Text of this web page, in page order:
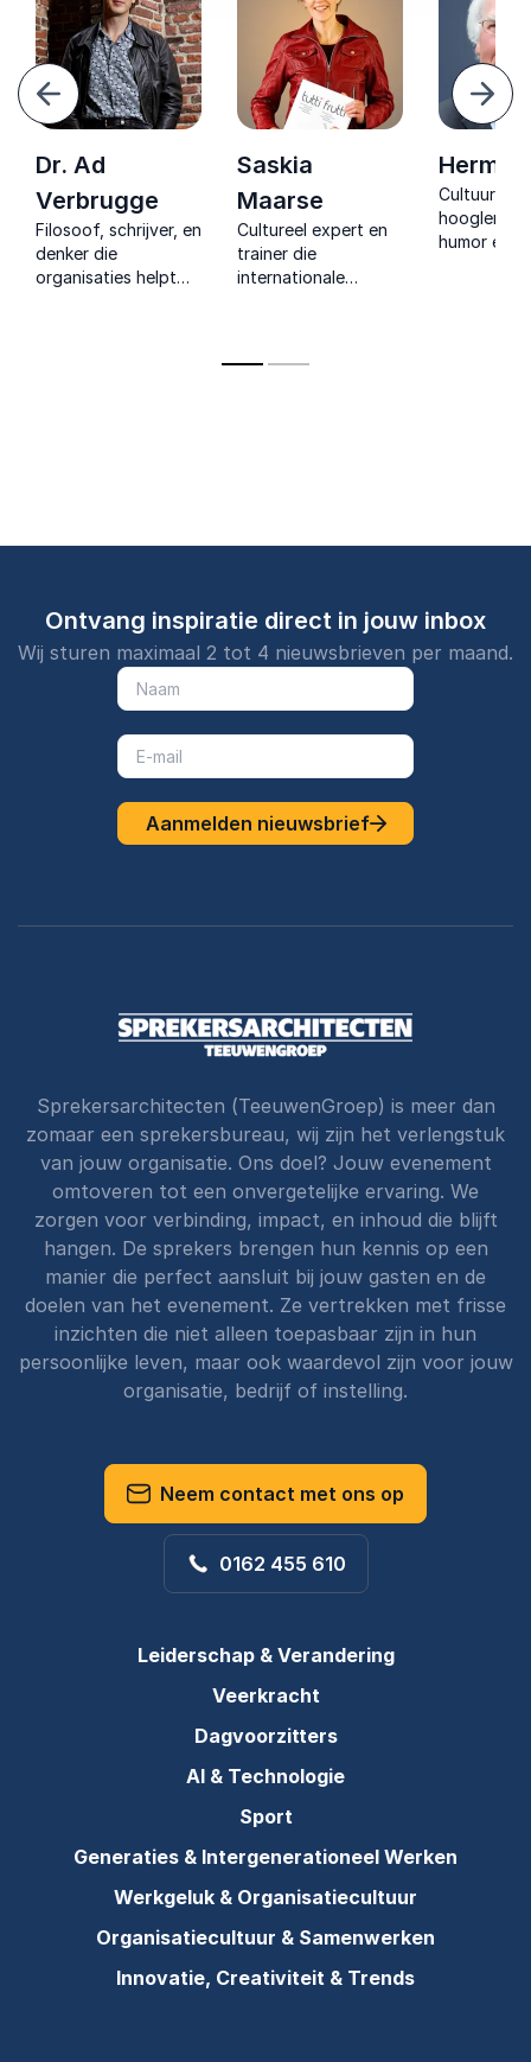
Dr. Ad
Verbrugge
Filosoof, schrijver, en
denker die
organisaties helpt
Saskia
Maarse
Cultureel expert en
trainer die
internationale
hoe cultuur het
hoogleraar
humor en
Ontvang inspiratie direct in jouw inbox
Wij sturen maximaal 2 tot 4 nieuwsbrieven per maand.
Aanmelden nieuwsbrief
Sprekersarchitecten (TeeuwenGroep) is meer dan
zomaar een sprekersbureau, wij zijn het verlengstuk
van jouw organisatie. Ons doel? Jouw evenement
omtoveren tot een onvergetelijke ervaring. We
zorgen voor verbinding, impact, en inhoud die blijft
hangen. De sprekers brengen hun kennis op een
manier die perfect aansluit bij jouw gasten en de
doelen van het evenement. Ze vertrekken met frisse
inzichten die niet alleen toepasbaar zijn in hun
persoonlijke leven, maar ook waardevol zijn voor jouw
organisatie, bedrijf of instelling.
Neem contact met ons op
0162 455 610
Leiderschap & Verandering
Veerkracht
Dagvoorzitters
AI & Technologie
Sport
Generaties & Intergenerationeel Werken
Werkgeluk & Organisatiecultuur
Organisatiecultuur & Samenwerken
Innovatie, Creativiteit & Trends